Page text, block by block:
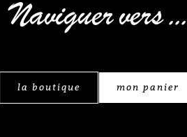
Naviguer vers ...
la boutique mon panier